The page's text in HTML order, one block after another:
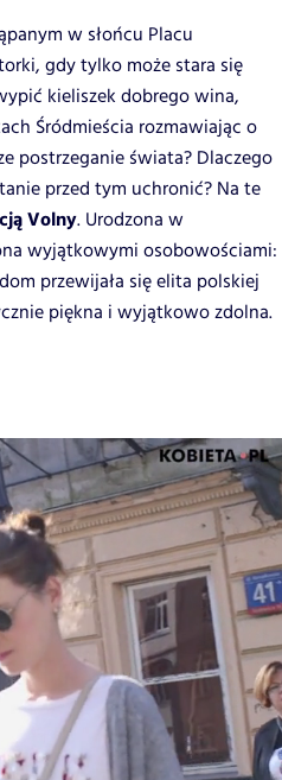
w słońcu Placu
gdy tylko może stara się
kieliszek dobrego wina,
Śródmieścia rozmawiając o
postrzeganie świata? Dlaczego
przed tym uchronić? Na te
Volny. Urodzona w
wyjątkowymi osobowościami:
przewijała się elita polskiej
piękna i wyjątkowo zdolna.